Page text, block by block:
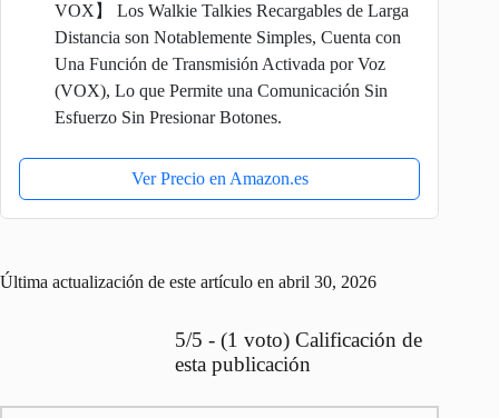
VOX】 Los Walkie Talkies Recargables de Larga
Distancia son Notablemente Simples, Cuenta con
Una Función de Transmisión Activada por Voz
(VOX), Lo que Permite una Comunicación Sin
Esfuerzo Sin Presionar Botones.
Ver Precio en Amazon.es
Última actualización de este artículo en abril 30, 2026
5/5 - (1 voto) Calificación de
esta publicación